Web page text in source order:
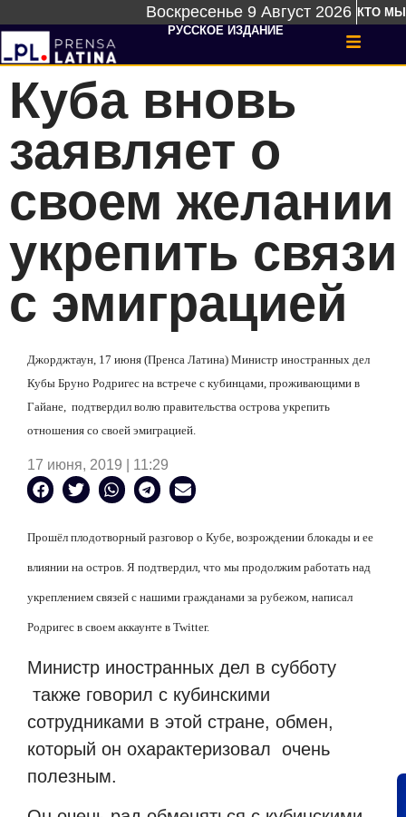
Воскресенье 9 Август 2026 КТО МЫ
РУССКОЕ ИЗДАНИЕ
Куба вновь
заявляет о
своем желании
укрепить связи
с эмиграцией
Джорджтаун, 17 июня (Пренса Латина) Министр иностранных дел
Кубы Бруно Родригес на встрече с кубинцами, проживающими в
Гайане, подтвердил волю правительства острова укрепить
отношения со своей эмиграцией.
17 июня, 2019 | 11:29
Прошёл плодотворный разговор о Кубе, возрождении блокады и ее
влиянии на остров. Я подтвердил, что мы продолжим работать над
укреплением связей с нашими гражданами за рубежом, написал
Родригес в своем аккаунте в Twitter.
Министр иностранных дел в субботу
также говорил с кубинскими
сотрудниками в этой стране, обмен,
который он охарактеризовал очень
полезным.